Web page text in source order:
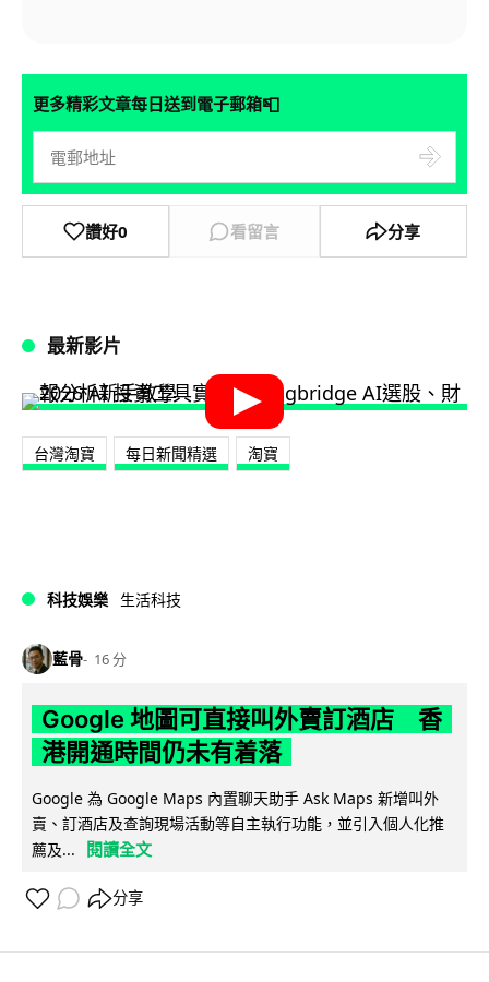
更多精彩文章每日送到電子郵箱📮
讚好0 看留言 分享
最新影片
台灣淘寶 每日新聞精選 淘寶
科技娛樂 生活科技
藍骨 16 分
Google 地圖可直接叫外賣訂酒店 香
港開通時間仍未有着落
Google 為 Google Maps 內置聊天助手 Ask Maps 新增叫外
賣、訂酒店及查詢現場活動等自主執行功能，並引入個人化推
薦及...
閱讀全文
分享